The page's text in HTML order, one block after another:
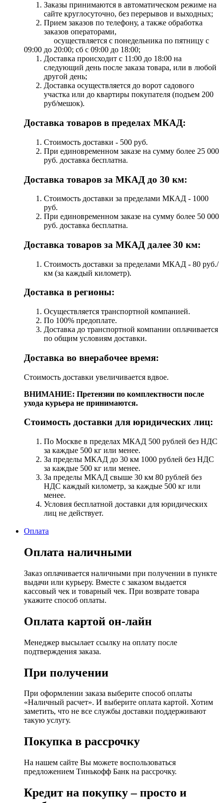
Заказы принимаются в автоматическом режиме на
сайте круглосуточно, без перерывов и выходных;
Прием заказов по телефону, а также обработка
заказов операторами,
осуществляется с понедельника по пятницу с
09:00 до 20:00; сб с 09:00 до 18:00;
Доставка происходит с 11:00 до 18:00 на
следующий день после заказа товара, или в любой
другой день;
Доставка осуществляется до ворот садового
участка или до квартиры покупателя (подъем 200
руб/мешок).
Доставка товаров в пределах МКАД:
Стоимость доставки - 500 руб.
При единовременном заказе на сумму более 25 000
руб. доставка бесплатна.
Доставка товаров за МКАД до 30 км:
Стоимость доставки за пределами МКАД - 1000
руб.
При единовременном заказе на сумму более 50 000
руб. доставка бесплатна.
Доставка товаров за МКАД далее 30 км:
Стоимость доставки за пределами МКАД - 80 руб./
км (за каждый километр).
Доставка в регионы:
Осуществляется транспортной компанией.
По 100% предоплате.
Доставка до транспортной компании оплачивается
по общим условиям доставки.
Доставка во внерабочее время:
Стоимость доставки увеличивается вдвое.
ВНИМАНИЕ: Претензии по комплектности после
ухода курьера не принимаются.
Стоимость доставки для юридических лиц:
По Москве в пределах МКАД 500 рублей без НДС
за каждые 500 кг или менее.
За пределы МКАД до 30 км 1000 рублей без НДС
за каждые 500 кг или менее.
За пределы МКАД свыше 30 км 80 рублей без
НДС каждый километр, за каждые 500 кг или
менее.
Условия бесплатной доставки для юридических
лиц не действует.
Оплата
Оплата наличными
Заказ оплачивается наличными при получении в пункте
выдачи или курьеру. Вместе с заказом выдается
кассовый чек и товарный чек. При возврате товара
укажите способ оплаты.
Оплата картой он-лайн
Менеджер высылает ссылку на оплату после
подтверждения заказа.
При получении
При оформлении заказа выберите способ оплаты
«Наличный расчет». И выберите оплата картой. Хотим
заметить, что не все службы доставки поддерживают
такую услугу.
Покупка в рассрочку
На нашем сайте Вы можете воспользоваться
предложением Тинькофф Банк на рассрочку.
Кредит на покупку – просто и